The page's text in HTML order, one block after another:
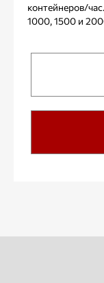
контейнеров/
1000, 1500 и